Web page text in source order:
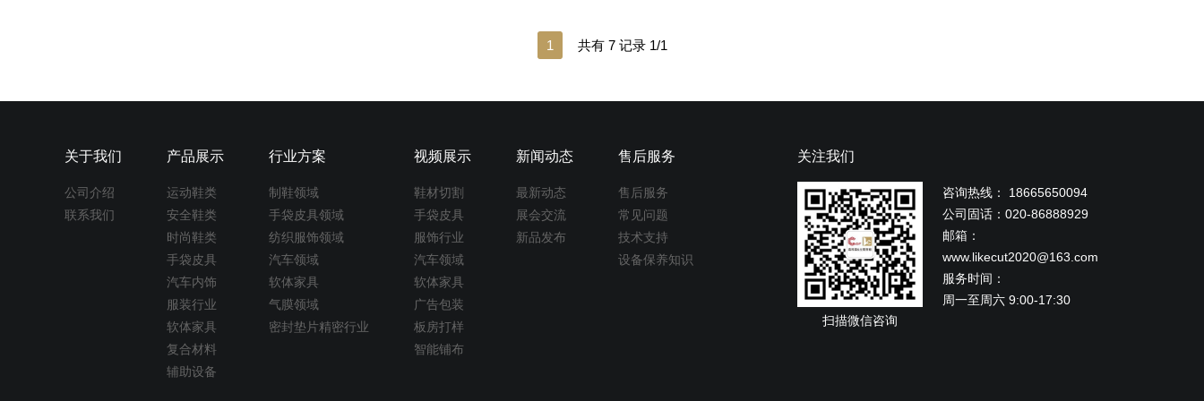
1 共有 7 记录 1/1
关于我们
公司介绍
联系我们
产品展示
运动鞋类
安全鞋类
时尚鞋类
手袋皮具
汽车内饰
服装行业
软体家具
复合材料
辅助设备
行业方案
制鞋领域
手袋皮具领域
纺织服饰领域
汽车领域
软体家具
气膜领域
密封垫片精密行业
视频展示
鞋材切割
手袋皮具
服饰行业
汽车领域
软体家具
广告包装
板房打样
智能铺布
新闻动态
最新动态
展会交流
新品发布
售后服务
售后服务
常见问题
技术支持
设备保养知识
关注我们
扫描微信咨询
咨询热线： 18665650094
公司固话：020-86888929
邮箱：
www.likecut2020@163.com
服务时间：
周一至周六 9:00-17:30